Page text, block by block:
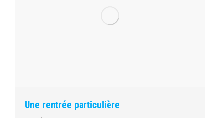
Une rentrée particulière